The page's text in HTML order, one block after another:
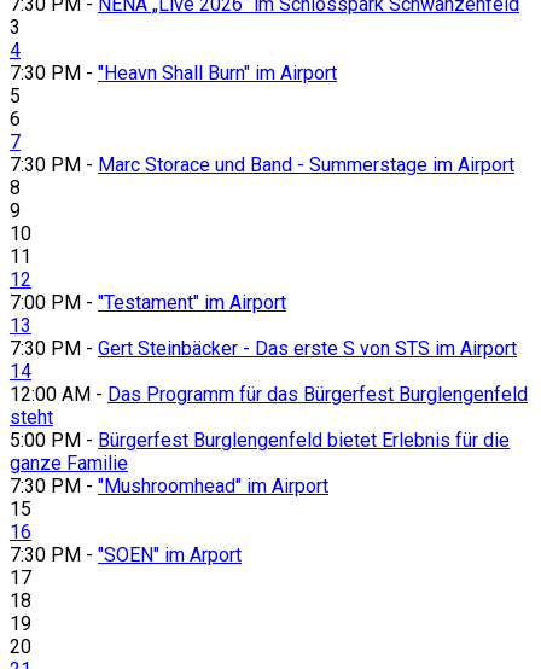
3
4
7:30 PM - "Heavn Shall Burn" im Airport
5
6
7
7:30 PM - Marc Storace und Band - Summerstage im Airport
8
9
10
11
12
7:00 PM - "Testament" im Airport
13
7:30 PM - Gert Steinbäcker - Das erste S von STS im Airport
14
12:00 AM - Das Programm für das Bürgerfest Burglengenfeld
steht
5:00 PM - Bürgerfest Burglengenfeld bietet Erlebnis für die
ganze Familie
7:30 PM - "Mushroomhead" im Airport
15
16
7:30 PM - "SOEN" im Arport
17
18
19
20